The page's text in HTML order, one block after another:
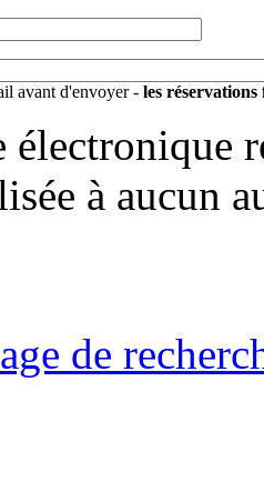
avant d'envoyer - les réservations
électronique
à aucun
de